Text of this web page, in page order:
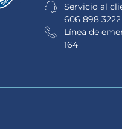
Servicio al
606 898 3222
Línea de
164